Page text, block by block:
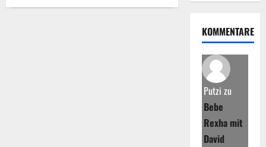
K:
KOMMENTARE
Putzi zu
Bebe
Rexha mit
David